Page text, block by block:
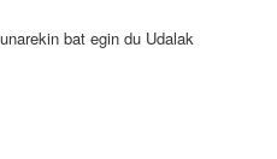
bat egin du Udalak